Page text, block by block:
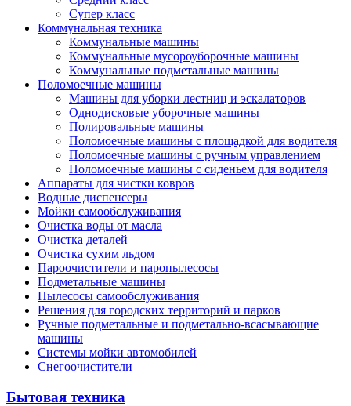
Супер класс
Коммунальная техника
Коммунальные машины
Коммунальные мусороуборочные машины
Коммунальные подметальные машины
Поломоечные машины
Машины для уборки лестниц и эскалаторов
Однодисковые уборочные машины
Полировальные машины
Поломоечные машины с площадкой для водителя
Поломоечные машины с ручным управлением
Поломоечные машины с сиденьем для водителя
Аппараты для чистки ковров
Водные диспенсеры
Мойки самообслуживания
Очистка воды от масла
Очистка деталей
Очистка сухим льдом
Пароочистители и паропылесосы
Подметальные машины
Пылесосы самообслуживания
Решения для городских территорий и парков
Ручные подметальные и подметально-всасывающие
машины
Системы мойки автомобилей
Снегоочистители
Бытовая техника